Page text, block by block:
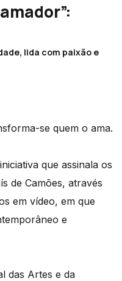
lida com paixão e
se quem o ama.
que assinala os
de Camões, através
em vídeo, em que
e
das Artes e da